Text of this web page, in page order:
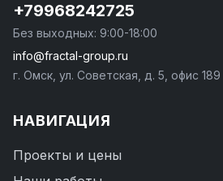
+79968242725
Без выходных: 9:00-18:00
info@fractal-group.ru
г. Омск, ул. Советская, д. 5, офис 189
НАВИГАЦИЯ
Проекты и цены